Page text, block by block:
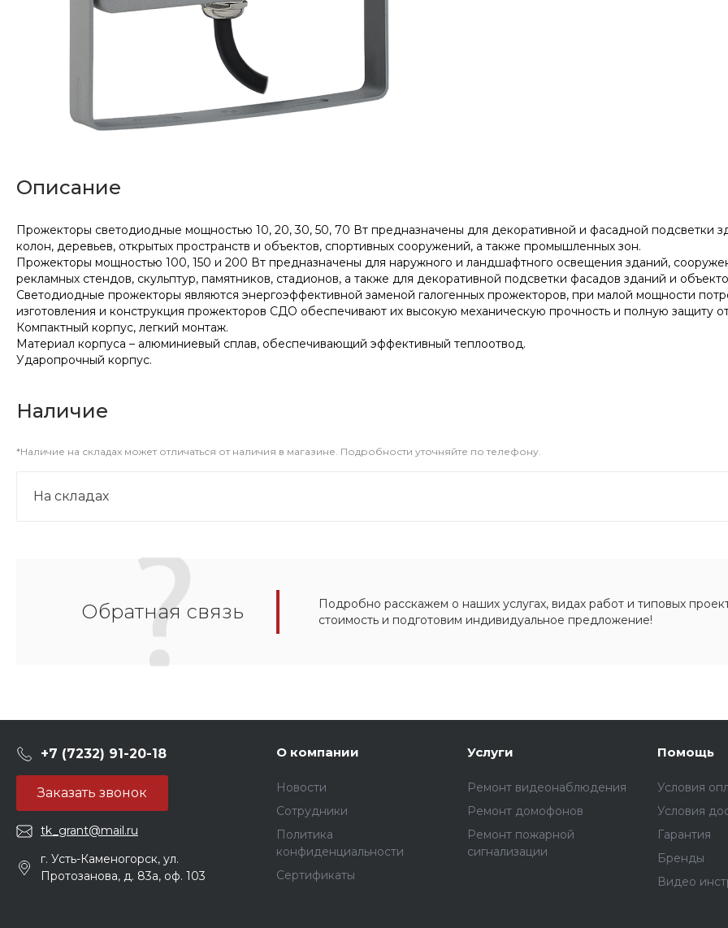
Описание
Прожекторы светодиодные мощностью 10, 20, 30, 50, 70 Вт предназначены для декоративной и фасадной подсветки
колон, деревьев, открытых пространств и объектов, спортивных сооружений, а также промышленных зон.
Прожекторы мощностью 100, 150 и 200 Вт предназначены для наружного и ландшафтного освещения зданий,
рекламных стендов, скульптур, памятников, стадионов, а также для декоративной подсветки фасадов зданий и
Светодиодные прожекторы являются энергоэффективной заменой галогенных прожекторов, при малой мощности
изготовления и конструкция прожекторов СДО обеспечивают их высокую механическую прочность и полную защиту
Компактный корпус, легкий монтаж.
Материал корпуса – алюминиевый сплав, обеспечивающий эффективный теплоотвод.
Ударопрочный корпус.
Наличие
*Наличие на складах может отличаться от наличия в магазине. Подробности уточняйте по телефону.
На складах
Обратная связь
Подробно расскажем о наших услугах, видах работ и типовых
стоимость и подготовим индивидуальное предложение!
+7 (7232) 91-20-18
Заказать звонок
tk_grant@mail.ru
г. Усть-Каменогорск, ул.
Протозанова, д. 83а, оф. 103
О компании
Новости
Сотрудники
Политика
конфиденциальности
Сертификаты
Услуги
Ремонт видеонаблюдения
Ремонт домофонов
Ремонт пожарной
сигнализации
Помощь
Условия
Условия
Гарантия
Бренды
Видео